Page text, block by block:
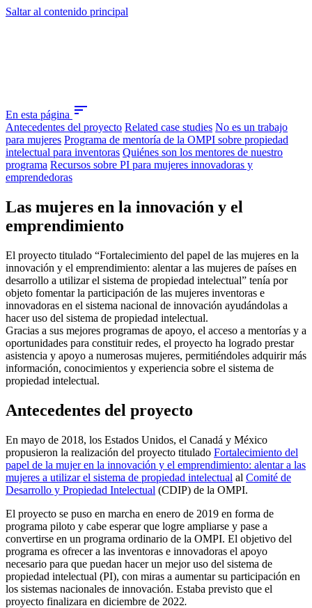
Saltar al contenido principal
En esta página sort
Antecedentes del proyecto Related case studies No es un trabajo
para mujeres Programa de mentoría de la OMPI sobre propiedad
intelectual para inventoras Quiénes son los mentores de nuestro
programa Recursos sobre PI para mujeres innovadoras y
emprendedoras
Las mujeres en la innovación y el
emprendimiento
El proyecto titulado “Fortalecimiento del papel de las mujeres en la
innovación y el emprendimiento: alentar a las mujeres de países en
desarrollo a utilizar el sistema de propiedad intelectual” tenía por
objeto fomentar la participación de las mujeres inventoras e
innovadoras en el sistema nacional de innovación ayudándolas a
hacer uso del sistema de propiedad intelectual.
Gracias a sus mejores programas de apoyo, el acceso a mentorías y a
oportunidades para constituir redes, el proyecto ha logrado prestar
asistencia y apoyo a numerosas mujeres, permitiéndoles adquirir más
información, conocimientos y experiencia sobre el sistema de
propiedad intelectual.
Antecedentes del proyecto
En mayo de 2018, los Estados Unidos, el Canadá y México
propusieron la realización del proyecto titulado Fortalecimiento del
papel de la mujer en la innovación y el emprendimiento: alentar a las
mujeres a utilizar el sistema de propiedad intelectual al Comité de
Desarrollo y Propiedad Intelectual (CDIP) de la OMPI.
El proyecto se puso en marcha en enero de 2019 en forma de
programa piloto y cabe esperar que logre ampliarse y pase a
convertirse en un programa ordinario de la OMPI. El objetivo del
programa es ofrecer a las inventoras e innovadoras el apoyo
necesario para que puedan hacer un mejor uso del sistema de
propiedad intelectual (PI), con miras a aumentar su participación en
los sistemas nacionales de innovación. Estaba previsto que el
proyecto finalizara en diciembre de 2022.